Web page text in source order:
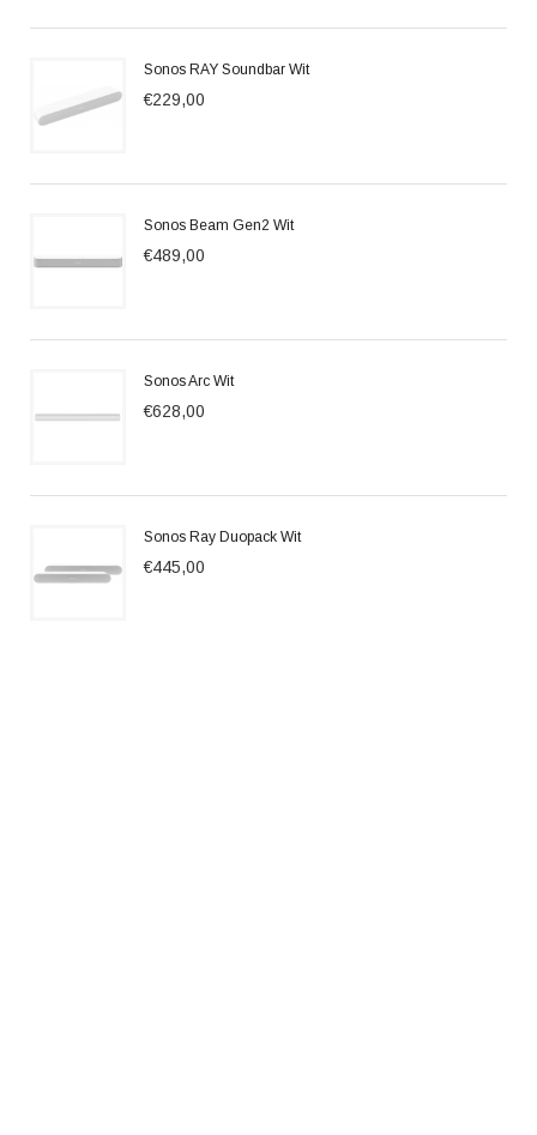
Sonos RAY Soundbar Wit
€229,00
Sonos Beam Gen2 Wit
€489,00
Sonos Arc Wit
€628,00
Sonos Ray Duopack Wit
€445,00